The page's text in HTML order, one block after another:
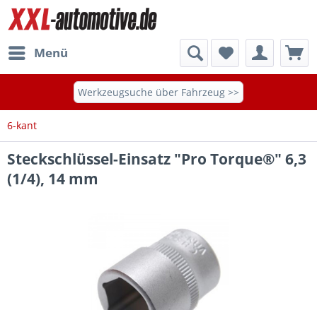
Menü
Werkzeugsuche über Fahrzeug >>
6-kant
Steckschlüssel-Einsatz "Pro Torque®" 6,3
(1/4), 14 mm